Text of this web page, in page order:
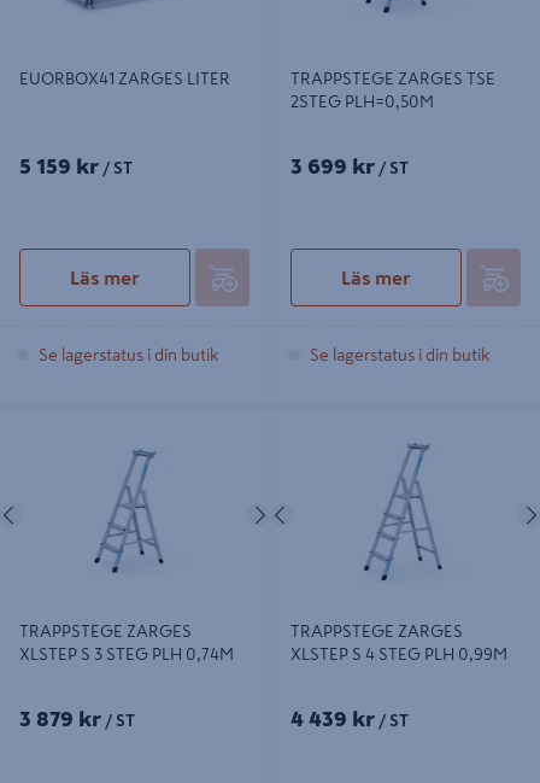
EUORBOX41 ZARGES LITER
5 159 kr / ST
Läs mer
Se lagerstatus i din butik
TRAPPSTEGE ZARGES TSE
2STEG PLH=0,50M
3 699 kr / ST
Läs mer
Se lagerstatus i din butik
Föregående Nästa
TRAPPSTEGE ZARGES
XLSTEP S 3 STEG PLH 0,74M
3 879 kr / ST
Föregående
TRAPPSTEGE ZARGES
XLSTEP S 4 STEG PLH 0,99M
4 439 kr / ST